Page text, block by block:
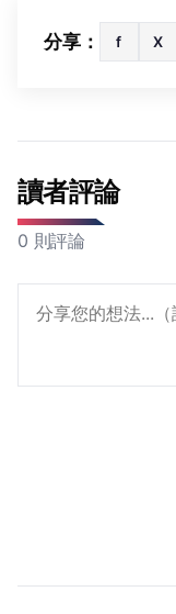
分享： f X
讀者評論
0 則評論